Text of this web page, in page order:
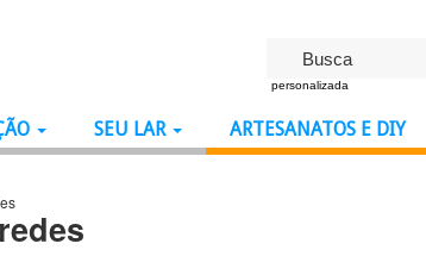
personalizada
SEU LAR ARTESANATOS E DIY